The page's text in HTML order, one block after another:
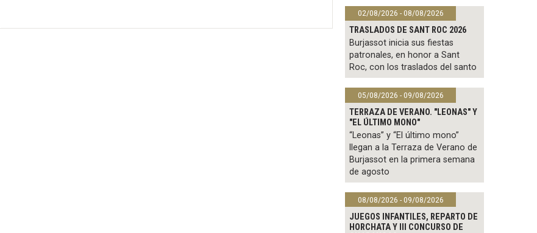
02/08/2026 - 08/08/2026
TRASLADOS DE SANT ROC 2026
Burjassot inicia sus fiestas
patronales, en honor a Sant
Roc, con los traslados del santo
05/08/2026 - 09/08/2026
TERRAZA DE VERANO. "LEONAS" Y
"EL ÚLTIMO MONO"
“Leonas” y “El último mono”
llegan a la Terraza de Verano de
Burjassot en la primera semana
de agosto
08/08/2026 - 09/08/2026
JUEGOS INFANTILES, REPARTO DE
HORCHATA Y III CONCURSO DE